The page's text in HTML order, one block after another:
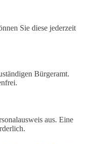
Sie diese jederzeit
Bürgeramt.
aus. Eine